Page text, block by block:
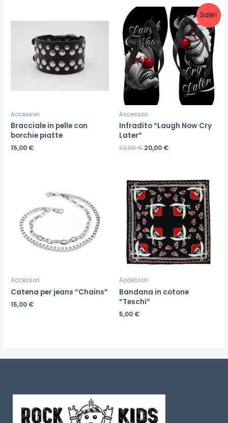
Accessori
Bracciale in pelle con
borchie piatte
15,00 €
Sale!
Accessori
Infradito “Laugh Now Cry
Later”
23,00€ 20,00 €
Accessori
Catena per jeans “Chains”
15,00 €
Accessori
Bandana in cotone
“Teschi”
5,00 €